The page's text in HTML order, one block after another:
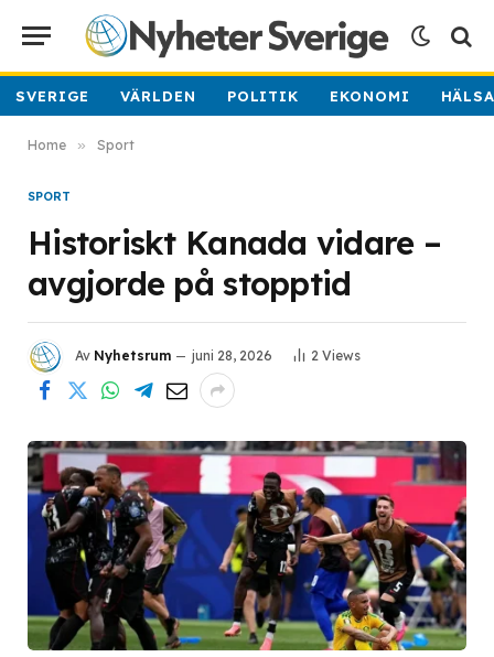
SVERIGE VÄRLDEN POLITIK EKONOMI
Home » Sport
SPORT
Historiskt Kanada vidare –
avgjorde på stopptid
Av Nyhetsrum juni 28, 2026 2 Views